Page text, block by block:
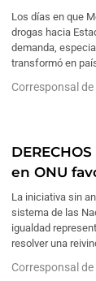
Los días en que
drogas hacia
demanda,
transformó en
Corresponsal de
en ONU
La iniciativa sin
sistema de las
igualdad
resolver una
Corresponsal de